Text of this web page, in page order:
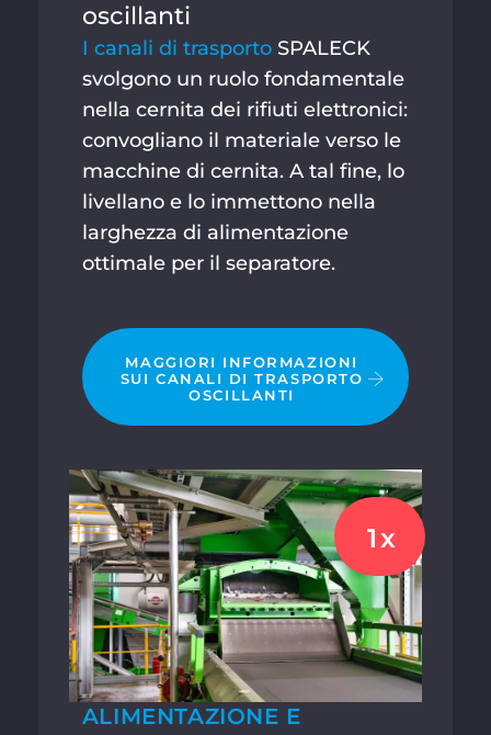
oscillanti
I canali di trasportoSPALECK
svolgono un ruolo fondamentale
nella cernita dei rifiuti elettronici:
convogliano il materiale verso le
macchine di cernita. A tal fine, lo
livellano e lo immettono nella
larghezza di alimentazione
ottimale per il separatore.
MAGGIORI INFORMAZIONI
SUI CANALI DI TRASPORTO
OSCILLANTI
1x
ALIMENTAZIONE E